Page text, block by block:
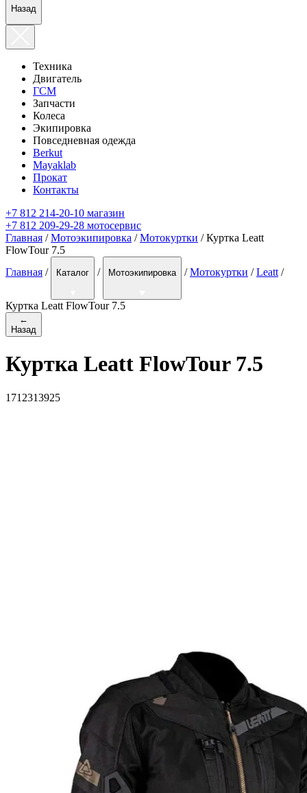
Назад
Техника
Двигатель
ГСМ
Запчасти
Колеса
Экипировка
Повседневная одежда
Berkut
Mayaklab
Прокат
Контакты
+7 812 214-20-10 магазин
+7 812 209-29-28 мотосервис
Главная /Мотоэкипировка /Мотокуртки / Куртка Leatt
FlowTour 7.5
Главная / Каталог / Мотоэкипировка / Мотокуртки / Leatt /
Куртка Leatt FlowTour 7.5
←
Назад
Куртка Leatt FlowTour 7.5
1712313925